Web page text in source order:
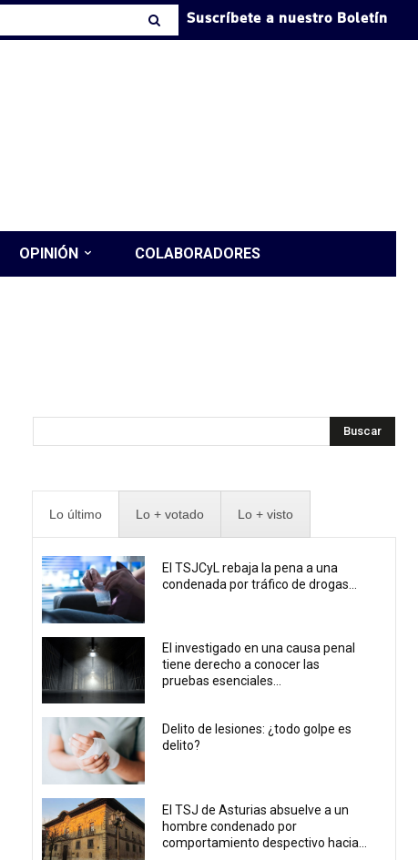
Suscríbete a nuestro Boletín
OPINIÓN COLABORADORES
Buscar
Lo último Lo + votado Lo + visto
El TSJCyL rebaja la pena a una
condenada por tráfico de drogas...
El investigado en una causa penal
tiene derecho a conocer las
pruebas esenciales...
Delito de lesiones: ¿todo golpe es
delito?
El TSJ de Asturias absuelve a un
hombre condenado por
comportamiento despectivo hacia...